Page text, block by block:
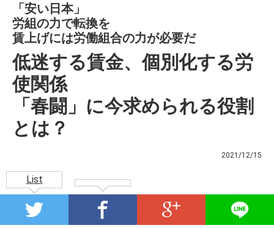
「安い日本」
労組の力で転換を
賃上げには労働組合の力が必要だ
低迷する賃金、個別化する労
使関係
「春闘」に今求められる役割
とは？
2021/12/15
List